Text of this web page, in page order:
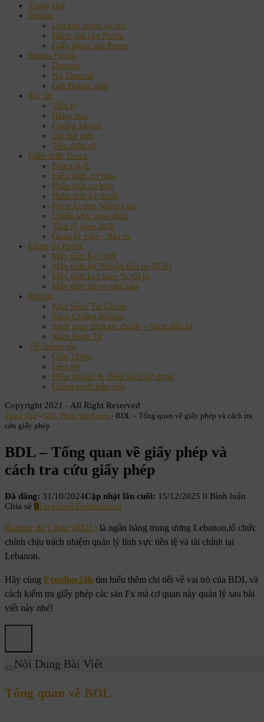
Trang chủ
Broker
List sàn forex uy tín
Đánh giá sàn Forex
Giấy phép sàn Forex
Bonus Forex
Deposit
No Deposit
Gửi Bonus mới
Tin tức
Tiền tệ
Hàng hoá
Chứng khoán
Tin thế giới
Tiền điện tử
Kiến thức Forex
Forex A-Z
Kiến thức cơ bản
Phân tích cơ bản
Phân tích kỹ thuật
Price Action Nâng Cao
Chiến lược giao dịch
Tâm lý giao dịch
Quản lý vốn – Rủi ro
Công cụ Forex
Máy tính Ký Quỹ
Máy tính lợi Nhuận/Rủi ro (R:R)
Máy tính Lot theo % rủi ro
Máy tính rủi ro phá sản
Ebook
Kho Sách Tài Chính
Sách Chứng Khoán
Sách giao dịch tài chính – Sách đầu tư
Sách Kinh Tế
Về chúng tôi
Giới Thiệu
Liên hệ
Điều khoản & Điều kiện sử dụng
Chính sách bảo mật
Copyright 2021 - All Right Reserved
Trang chủ - Giấy Phép Sàn Forex - BDL – Tổng quan về giấy phép và cách tra
cứu giấy phép
BDL – Tổng quan về giấy phép và
cách tra cứu giấy phép
Đã đăng: 31/10/2024Cập nhật lần cuối: 15/12/2025 0 Bình luận
Chia sẻ 0FacebookTwitterEmail
Banque du Liban (BDL) là ngân hàng trung ương Lebanon,tổ chức
chính chịu trách nhiệm quản lý lĩnh vực tiền tệ và tài chính tại
Lebanon.
Hãy cùng Fxonline24h tìm hiểu thêm chi tiết về vai trò của BDL và
cách kiểm tra giấy phép các sàn Fx mà cơ quan này quản lý sau bài
viết này nhé!
Nội Dung Bài Viết
Tổng quan về BDL